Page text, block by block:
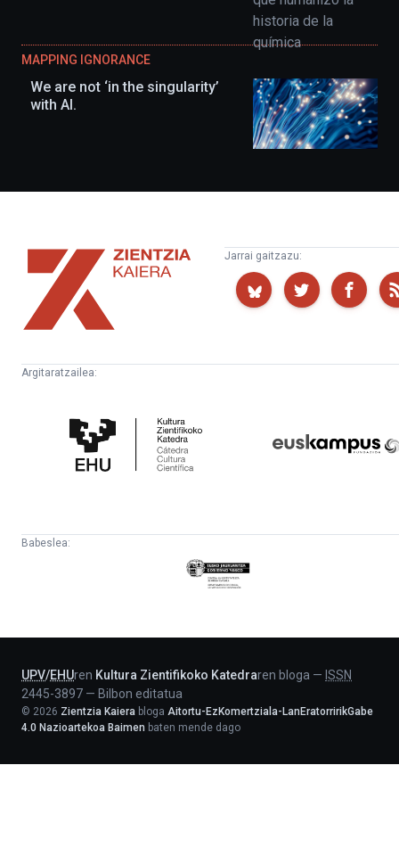
MAPPING IGNORANCE
We are not ‘in the singularity’
with AI.
Zientzia
Kaiera
Jarrai gaitzazu:
Argitaratzailea:
Zientifikoko
Katedra
Babeslea:
Eusko
Jaurlaritza
UPV/EHUren Kultura Zientifikoko Katedraren bloga — ISSN
2445-3897 — Bilbon editatua
© 2026 Zientzia Kaiera bloga Aitortu-EzKomertziala-LanEratorririkGabe
4.0 Nazioartekoa Baimen baten mende dago